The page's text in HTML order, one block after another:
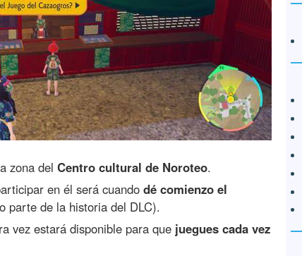
zona del Centro cultural de Noroteo.
en él será cuando dé comienzo el
parte de la historia del DLC).
vez estará disponible para que juegues cada vez